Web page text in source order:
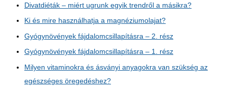
Divatdiéták – miért ugrunk egyik trendről a másikra?
Ki és mire használhatja a magnéziumolajat?
Gyógynövények fájdalomcsillapításra – 2. rész
Gyógynövények fájdalomcsillapításra – 1. rész
Milyen vitaminokra és ásványi anyagokra van szükség az
egészséges öregedéshez?